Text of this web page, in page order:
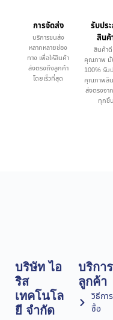
การจัดส่ง
บริการขนส่ง
หลากหลายช่อง
ทาง เพื่อให้สินค้า
ส่งตรงถึงลูกค้า
โดยเร็วที่สุด
รับปร
สินค้
สินค้า
คุณภาพ มั่
100% รับ
คุณภาพสิ
ส่งตรงจ
ทุกชิ้น
บริษัท ไอ
ริส
เทคโนโล
ยี จำกัด
บริการ
ลูกค้า
วิธีกา
ซื้อ